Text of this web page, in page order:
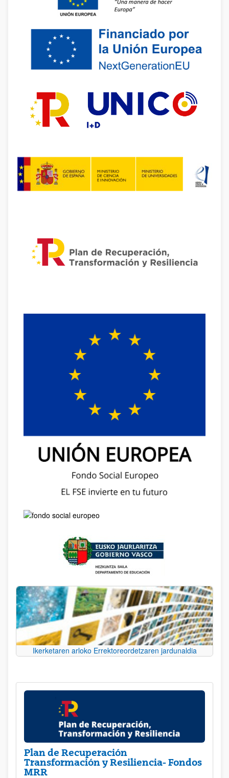
Ikerketaren arloko Errektoreordetzaren jardunaldia
Plan de Recuperación
Transformación y Resiliencia- Fondos
MRR